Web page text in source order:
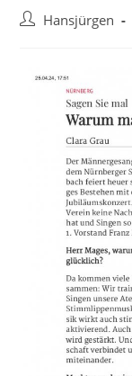
Beitrags-
Hansjürgen